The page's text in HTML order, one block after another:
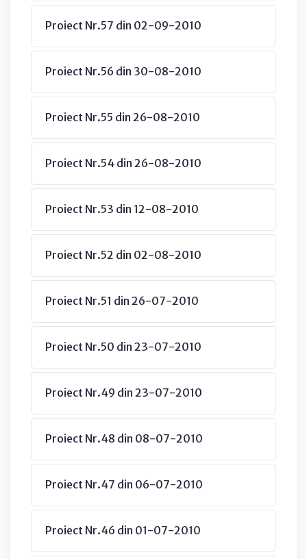
Proiect Nr.57 din 02-09-2010
Proiect Nr.56 din 30-08-2010
Proiect Nr.55 din 26-08-2010
Proiect Nr.54 din 26-08-2010
Proiect Nr.53 din 12-08-2010
Proiect Nr.52 din 02-08-2010
Proiect Nr.51 din 26-07-2010
Proiect Nr.50 din 23-07-2010
Proiect Nr.49 din 23-07-2010
Proiect Nr.48 din 08-07-2010
Proiect Nr.47 din 06-07-2010
Proiect Nr.46 din 01-07-2010